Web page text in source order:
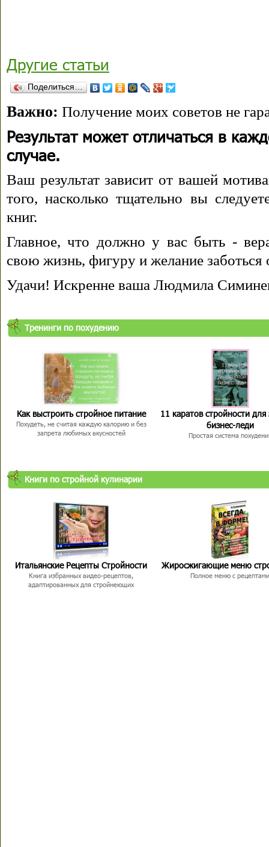
Другие статьи
Поделиться…
Важно: Получение моих советов не
Результат может отличаться в
случае.
Ваш результат зависит от вашей
того, насколько тщательно вы
книг.
Главное, что должно у вас быть -
свою жизнь, фигуру и желание заботься
Удачи! Искренне ваша Людмила
Тренинги по похудению
Как выстроить стройное питание
Похудеть, не считая каждую калорию и без
запрета любимых вкусностей
11 каратов стройности для
бизнес-леди
Простая система
Книги по стройной кулинарии
Итальянские Рецепты Стройности
Книга избранных видео-рецептов,
адаптированных для стройнеющих
Жиросжигающие меню
Полное меню с рецептами